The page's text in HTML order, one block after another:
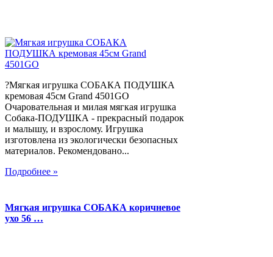
?Мягкая игрушка СОБАКА ПОДУШКА
кремовая 45см Grand 4501GO
Очаровательная и милая мягкая игрушка
Собака-ПОДУШКА - прекрасный подарок
и малышу, и взрослому. Игрушка
изготовлена из экологически безопасных
материалов. Рекомендовано...
Подробнее »
Мягкая игрушка СОБАКА коричневое
ухо 56 …